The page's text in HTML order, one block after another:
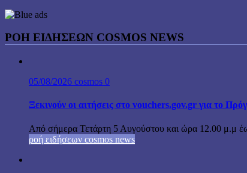
ΡΟΗ ΕΙΔΗΣΕΩΝ COSMOS NEWS
05/08/2026 cosmos 0
Ξεκινούν οι αιτήσεις στο vouchers.gov.gr για το
Από σήμερα Τετάρτη 5 Αυγούστου και ώρα 12.00 μ.μ
ροή ειδήσεων cosmos news